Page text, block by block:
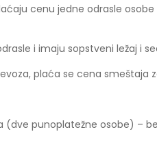
cenu jedne odrasle
i imaju sopstveni ležaj i
plaća se cena smeštaja
(dve punoplatežne osobe) –